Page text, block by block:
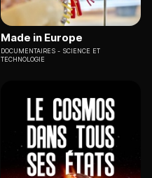
Made in Europe
DOCUMENTAIRES
SCIENCE ET
TECHNOLOGIE